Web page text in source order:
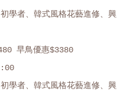
學者、韓式風格花藝進修、
早鳥優惠$3380
學者、韓式風格花藝進修、